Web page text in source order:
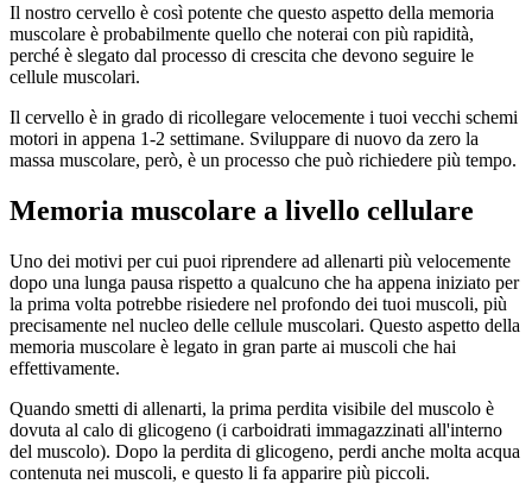
Il nostro cervello è così potente che questo aspetto della memoria
muscolare è probabilmente quello che noterai con più rapidità,
perché è slegato dal processo di crescita che devono seguire le
cellule muscolari.
Il cervello è in grado di ricollegare velocemente i tuoi vecchi schemi
motori in appena 1-2 settimane. Sviluppare di nuovo da zero la
massa muscolare, però, è un processo che può richiedere più tempo.
Memoria muscolare a livello cellulare
Uno dei motivi per cui puoi riprendere ad allenarti più velocemente
dopo una lunga pausa rispetto a qualcuno che ha appena iniziato per
la prima volta potrebbe risiedere nel profondo dei tuoi muscoli, più
precisamente nel nucleo delle cellule muscolari. Questo aspetto della
memoria muscolare è legato in gran parte ai muscoli che hai
effettivamente.
Quando smetti di allenarti, la prima perdita visibile del muscolo è
dovuta al calo di glicogeno (i carboidrati immagazzinati all'interno
del muscolo). Dopo la perdita di glicogeno, perdi anche molta acqua
contenuta nei muscoli, e questo li fa apparire più piccoli.